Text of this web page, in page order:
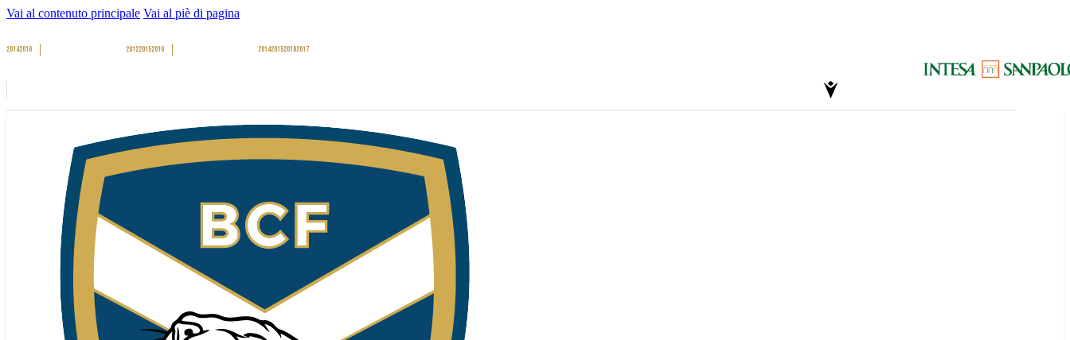
Vai al contenuto principale Vai al piè di pagina
20142016 201220152016 2014201520162017